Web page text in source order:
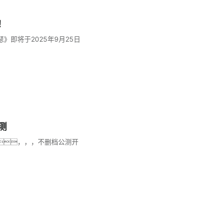
即将于2025年9月25日
，，，不删档公测开